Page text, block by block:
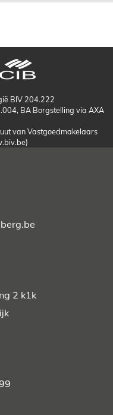
BIV 204.222
BA Borgstelling via AXA
van Vastgoedmakelaars
2 k1k